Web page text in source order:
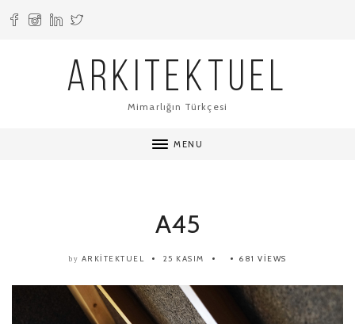
ARKITEKTUEL
Mimarlığın Türkçesi
MENU
A45
by ARKITEKTUEL 25 KASIM 681 VIEWS